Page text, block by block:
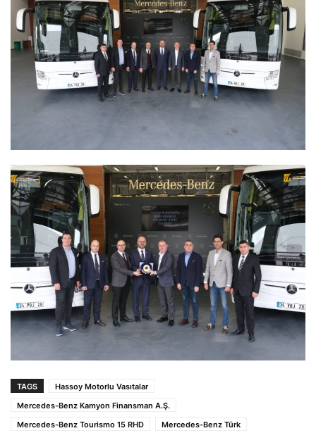
TAGS
Hassoy Motorlu Vasıtalar
Mercedes-Benz Kamyon Finansman A.Ş.
Mercedes-Benz Tourismo 15 RHD
Mercedes-Benz Türk